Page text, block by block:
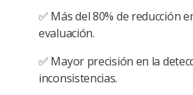
✅ Más del 80% de reducción
evaluación.
✅ Mayor precisión en la
inconsistencias.